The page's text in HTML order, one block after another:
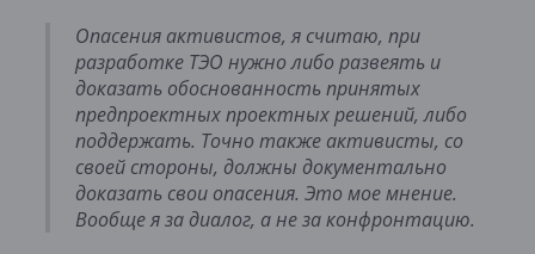
Опасения активистов, я считаю, при
разработке ТЭО нужно либо развеять и
доказать обоснованность принятых
предпроектных проектных решений, либо
поддержать. Точно также активисты, со
своей стороны, должны документально
доказать свои опасения. Это мое мнение.
Вообще я за диалог, а не за конфронтацию.